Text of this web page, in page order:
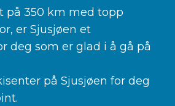
på 350 km med topp
er Sjusjøen et
deg som er glad i å gå på
på Sjusjøen for deg